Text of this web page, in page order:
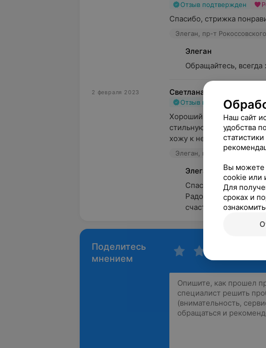
Отзыв подтвержден
Спасибо, стрижка
Элеган, пр-т
Элеган
Обращайтесь, всегда
2 февраля 2023 Светлана
Отзыв подтвержден
Хороший салон. Аня
стильную стрижку лучше
хожу к ней и могу смело
Элеган, пр-т
Элеган
Спасибо вам за отзыв.
Радостно, что вы
счастливы видеть
Поделитесь
мнением
Наш сайт
удобства
Вы можете
cookie или
Для
сроках и